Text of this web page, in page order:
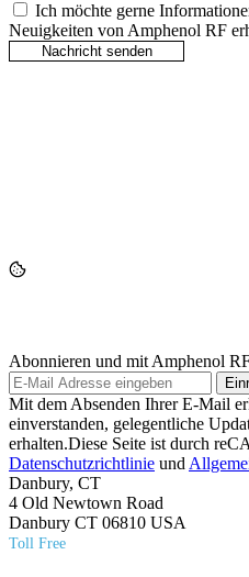
Ich möchte gerne
Neuigkeiten von Amphenol RF
Abonnieren und mit Amphenol
Mit dem Absenden Ihrer E-Mail
einverstanden, gelegentliche
erhalten.Diese Seite ist durch
Datenschutzrichtlinie und
Danbury, CT
4 Old Newtown Road
Danbury CT 06810 USA
Toll Free